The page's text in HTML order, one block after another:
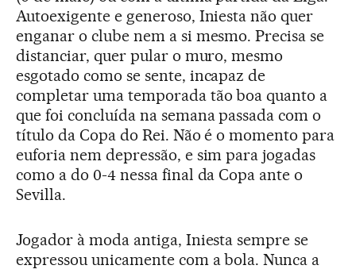
Autoexigente e generoso, Iniesta não quer
enganar o clube nem a si mesmo. Precisa se
distanciar, quer pular o muro, mesmo
esgotado como se sente, incapaz de
completar uma temporada tão boa quanto a
que foi concluída na semana passada com o
título da Copa do Rei. Não é o momento para
euforia nem depressão, e sim para jogadas
como a do 0-4 nessa final da Copa ante o
Sevilla.
Jogador à moda antiga, Iniesta sempre se
expressou unicamente com a bola. Nunca a